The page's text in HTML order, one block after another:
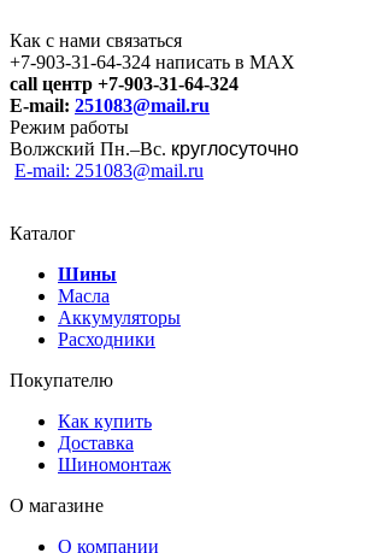
Как с нами связаться
+7-903-31-64-324 написать в MAX
call центр +7-903-31-64-324
E-mail: 251083@mail.ru
Режим работы
Волжский Пн.–Вс. круглосуточно
E-mail: 251083@mail.ru
Каталог
Шины
Масла
Аккумуляторы
Расходники
Покупателю
Как купить
Доставка
Шиномонтаж
О магазине
О компании